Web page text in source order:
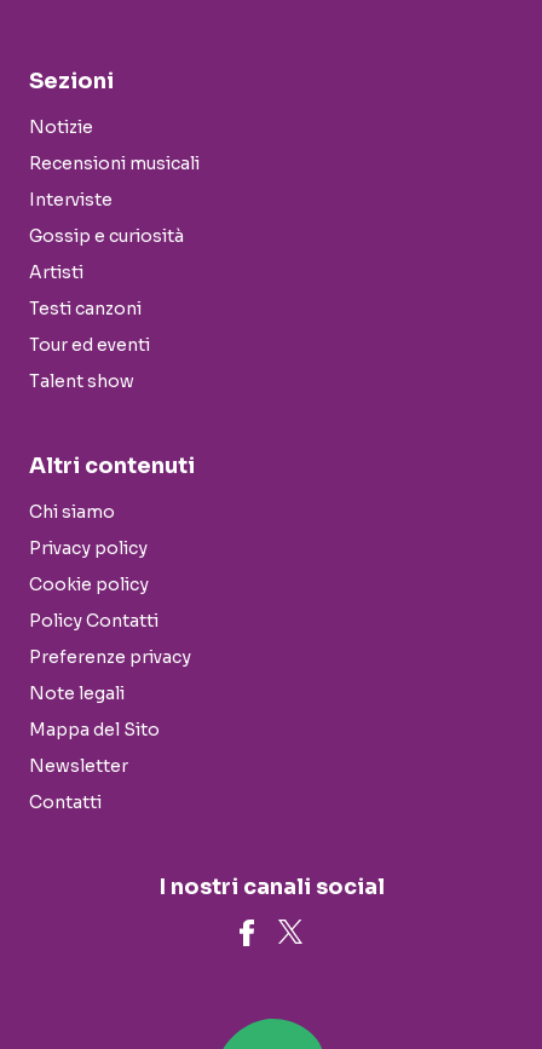
Sezioni
Notizie
Recensioni musicali
Interviste
Gossip e curiosità
Artisti
Testi canzoni
Tour ed eventi
Talent show
Altri contenuti
Chi siamo
Privacy policy
Cookie policy
Policy Contatti
Preferenze privacy
Note legali
Mappa del Sito
Newsletter
Contatti
I nostri canali social